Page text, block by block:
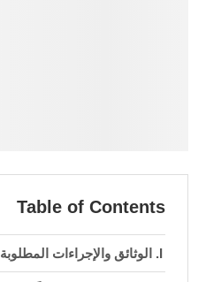
Table of Contents
الوثائق والإجراءات المطلوبة